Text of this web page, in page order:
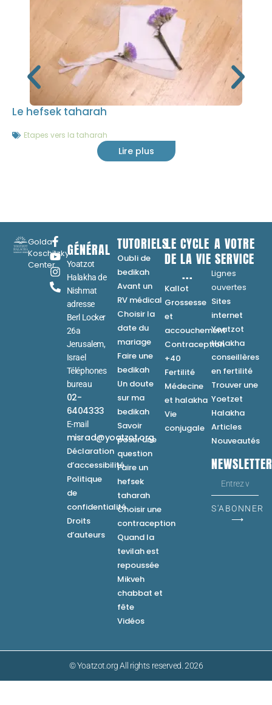
Le hefsek taharah
Etapes vers la taharah
Lire plus
Golda
Koschitzky
Center
GÉNÉRAL
Yoatzot
Halakha de
Nishmat
adresse
Berl Locker
26a
Jerusalem,
Israel
Téléphones
bureau
02-
6404333
E-mail
misrad@yoatzot.org
Déclaration
d’accessibilité
Politique
de
confidentialité
Droits
d’auteurs
TUTORIELS
Oubli de
bedikah
Avant un
RV médical
Choisir la
date du
mariage
Faire une
bedikah
Un doute
sur ma
bedikah
Savoir
poser une
question
Faire un
hefsek
taharah
Choisir une
contraception
Quand la
tevilah est
repoussée
Mikveh
chabbat et
fête
Vidéos
LE CYCLE
DE LA VIE
...
Kallot
Grossesse
et
accouchement
Contraception
+40
Fertilité
Médecine
et halakha
Vie
conjugale
A VOTRE
SERVICE
Lignes
ouvertes
Sites
internet
Yoatzot
Halakha
conseillères
en fertilité
Trouver une
Yoetzet
Halakha
Articles
Nouveautés
S'ABONNER
⟶
© Yoatzot.org All rights reserved. 2026